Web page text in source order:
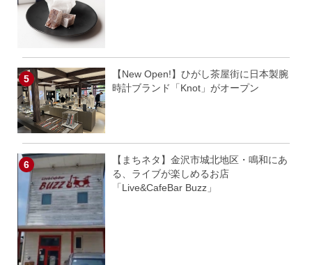
【New Open!】ひがし茶屋街に日本製腕
時計ブランド「Knot」がオープン
【まちネタ】金沢市城北地区・鳴和にあ
る、ライブが楽しめるお店
「Live&CafeBar Buzz」